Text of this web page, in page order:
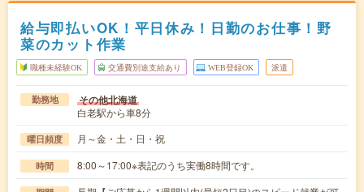
給与即払いOK！平日休み！日勤のお仕事！野
菜のカット作業
職種未経験OK 交通費別途支給あり WEB登録OK 派遣
勤務地 その他北海道
白老駅から車8分
曜日頻度 月～金・土・日・祝
時間 8:00～17:00※表記のうち実働8時間です。